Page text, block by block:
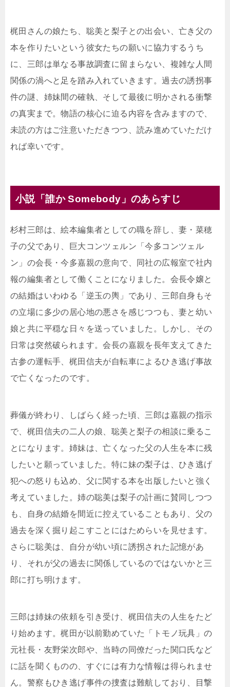
梶田さんの娘たち、聡美と梨子との出会い、亡き父の
本を作りたいという彼女たちの願いに協力するうち
に、三郎は単なる事故調査に留まらない、複雑な人間
関係の渦へと足を踏み入れていきます。過去の誘拐事
件の謎、姉妹間の確執、そして最後に明かされる衝撃
の真実まで。物語の核心に迫る内容を含みますので、
未読の方はご注意いただきつつ、読み進めていただけ
れば幸いです。
小説「誰か Somebody」のあらすじ
杉村三郎は、絵本編集者としての職を辞し、妻・菜穂
子の父であり、巨大コンツェルン「今多コンツェル
ン」の会長・今多嘉親の意向で、同社の広報室で社内
報の編集者として働くことになりました。会長令嬢と
の結婚はいわゆる「逆玉の輿」であり、三郎自身もそ
の立場に多少の居心地の悪さを感じつつも、妻と幼い
娘と共に平穏な日々を送っていました。しかし、その
日常は突然破られます。会長の嘉親を長年支えてきた
古参の運転手、梶田信夫が自転車によるひき逃げ事故
で亡くなったのです。
葬儀が終わり、しばらく経った頃、三郎は嘉親の指示
で、梶田信夫の二人の娘、聡美と梨子の相談に乗るこ
とになります。姉妹は、亡くなった父の人生を本に残
したいと願っていました。特に妹の梨子は、ひき逃げ
犯への怒りも込め、父に関する本を出版したいと強く
考えていました。姉の聡美は梨子の計画に賛同しつつ
も、自身の結婚を間近に控えていることもあり、父の
過去を深く掘り起こすことにはためらいを見せます。
さらに聡美は、自分が幼い頃に誘拐された記憶があ
り、それが父の過去に関係しているのではないかと三
郎に打ち明けます。
三郎は姉妹の依頼を引き受け、梶田信夫の人生をたど
り始めます。梶田が以前勤めていた「トモノ玩具」の
元社長・友野栄次郎や、当時の同僚だった関口氏など
に話を聞くものの、すぐには有力な情報は得られませ
ん。警察もひき逃げ事件の捜査は難航しており、目撃